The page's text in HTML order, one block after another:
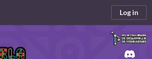
Log in